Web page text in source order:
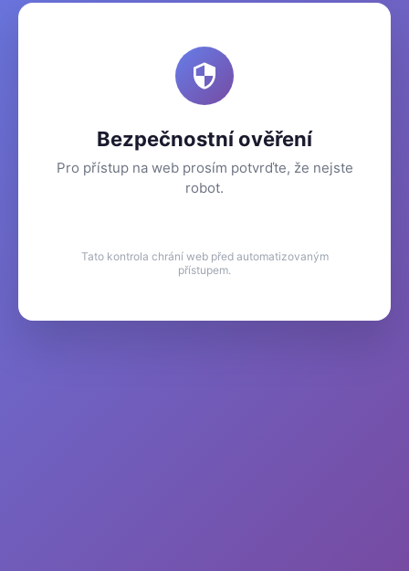
Bezpečnostní ověření
Pro přístup na web prosím potvrďte, že nejste
robot.
Tato kontrola chrání web před automatizovaným
přístupem.